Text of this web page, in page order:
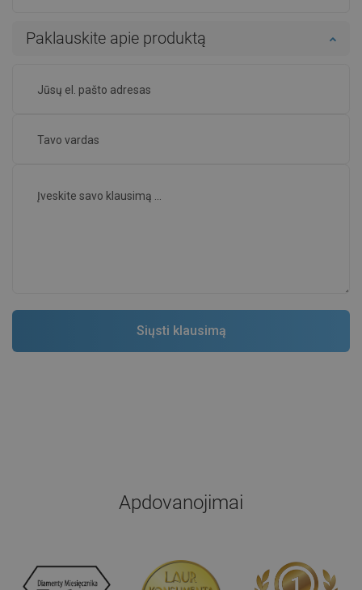
Paklauskite apie produktą
Apdovanojimai